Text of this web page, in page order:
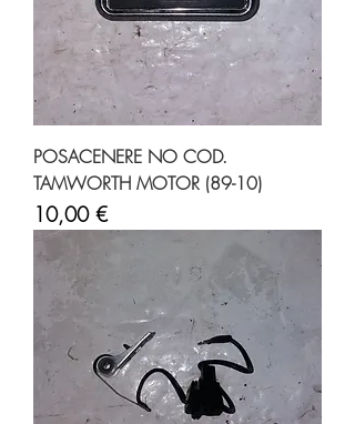
POSACENERE NO COD.
TAMWORTH MOTOR (89-10)
Prezzo
10,00 €